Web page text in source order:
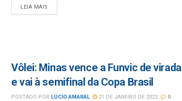
LEIA MAIS
Vôlei: Minas vence a Funvic de virada
e vai à semifinal da Copa Brasil
POSTADO POR LÚCIO AMARAL 21 DE JANEIRO DE 2022 0